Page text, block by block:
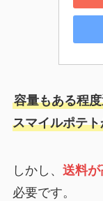
容量もある程
スマイルポテ
しかし、 送料
必要です。